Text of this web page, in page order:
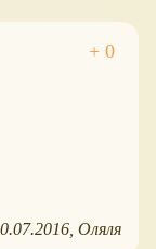
Оляля